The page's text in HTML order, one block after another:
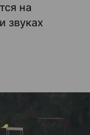
на
звуках